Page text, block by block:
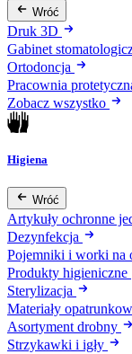
Wróć
Druk 3D
Gabinet
Ortodoncja
Pracownia
Zobacz wszystko
Higiena
Wróć
Artykuły ochronne
Dezynfekcja
Pojemniki i worki na
Produkty higieniczne
Sterylizacja
Materiały
Asortyment drobny
Strzykawki i igły